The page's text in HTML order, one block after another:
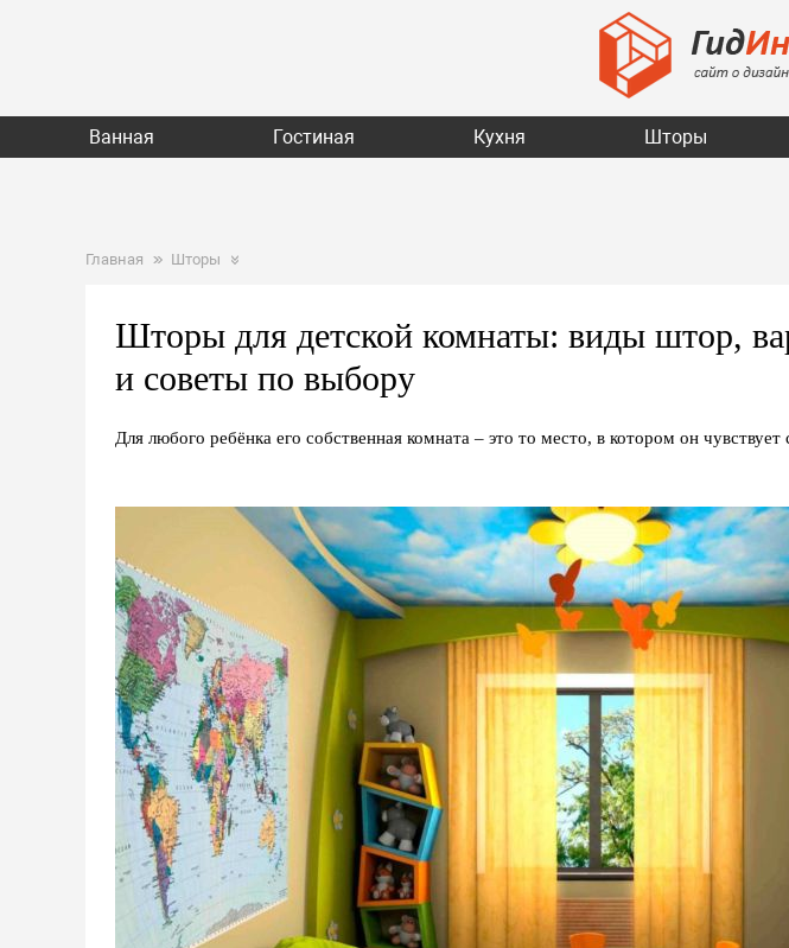
Ванная Гостиная Кухня Шторы
Главная Шторы
Шторы для детской комнаты: виды штор,
и советы по выбору
Для любого ребёнка его собственная комната – это то место, в котором он